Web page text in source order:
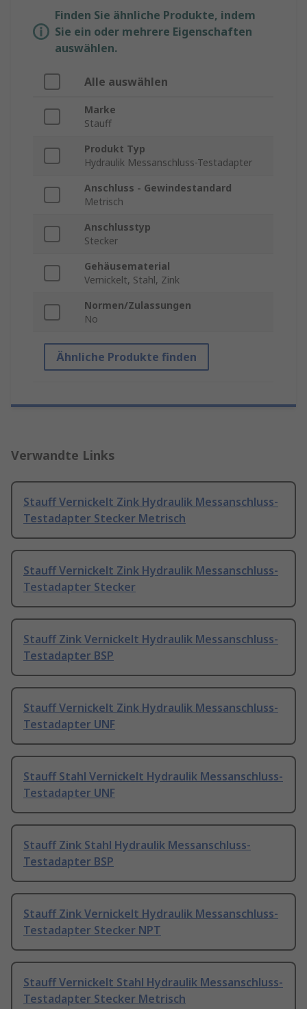
Finden Sie ähnliche Produkte, indem
Sie ein oder mehrere Eigenschaften
auswählen.
Alle auswählen
Marke
Stauff
Produkt Typ
Hydraulik Messanschluss-Testadapter
Anschluss - Gewindestandard
Metrisch
Anschlusstyp
Stecker
Gehäusematerial
Vernickelt, Stahl, Zink
Normen/Zulassungen
No
Ähnliche Produkte finden
Verwandte Links
Stauff Vernickelt Zink Hydraulik Messanschluss-
Testadapter Stecker Metrisch
Stauff Vernickelt Zink Hydraulik Messanschluss-
Testadapter Stecker
Stauff Zink Vernickelt Hydraulik Messanschluss-
Testadapter BSP
Stauff Vernickelt Zink Hydraulik Messanschluss-
Testadapter UNF
Stauff Stahl Vernickelt Hydraulik Messanschluss-
Testadapter UNF
Stauff Zink Stahl Hydraulik Messanschluss-
Testadapter BSP
Stauff Zink Vernickelt Hydraulik Messanschluss-
Testadapter Stecker NPT
Stauff Vernickelt Stahl Hydraulik Messanschluss-
Testadapter Stecker Metrisch